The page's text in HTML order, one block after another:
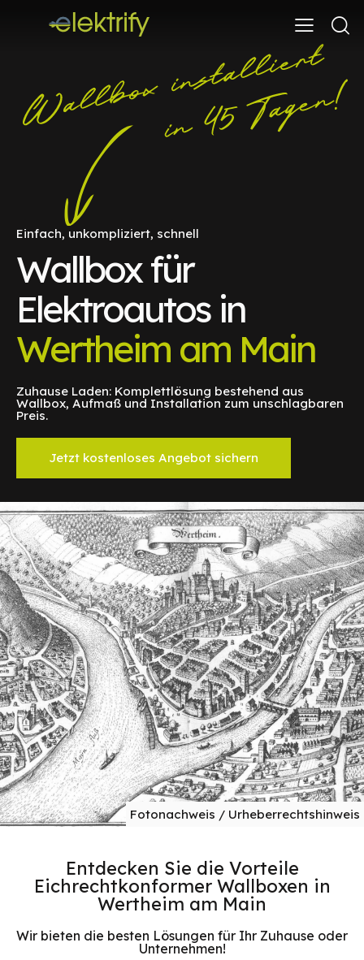
Einfach, unkompliziert, schnell
Wallbox für
Elektroautos in
Wertheim am Main
Zuhause Laden: Komplettlösung bestehend aus
Wallbox, Aufmaß und Installation zum unschlagbaren
Preis.
Jetzt kostenloses Angebot sichern
Fotonachweis / Urheberrechtshinweis
Entdecken Sie die Vorteile
Eichrechtkonformer Wallboxen in
Wertheim am Main
Wir bieten die besten Lösungen für Ihr Zuhause oder
Unternehmen!